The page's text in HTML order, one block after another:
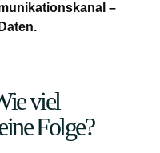
–
viel
Folge?